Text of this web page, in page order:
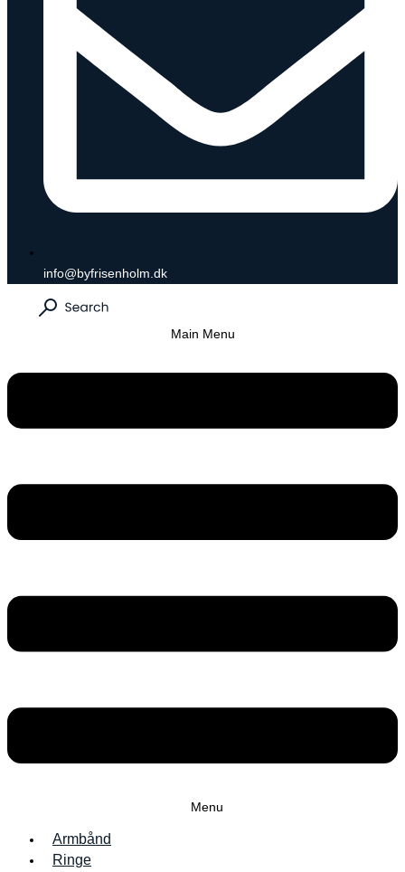
info@byfrisenholm.dk
Main Menu
Menu
Armbånd
Ringe